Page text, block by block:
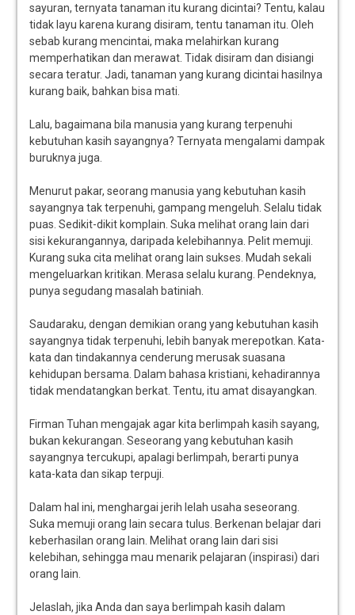
sayuran, ternyata tanaman itu kurang dicintai? Tentu, kalau
tidak layu karena kurang disiram, tentu tanaman itu. Oleh
sebab kurang mencintai, maka melahirkan kurang
memperhatikan dan merawat. Tidak disiram dan disiangi
secara teratur. Jadi, tanaman yang kurang dicintai hasilnya
kurang baik, bahkan bisa mati.
Lalu, bagaimana bila manusia yang kurang terpenuhi
kebutuhan kasih sayangnya? Ternyata mengalami dampak
buruknya juga.
Menurut pakar, seorang manusia yang kebutuhan kasih
sayangnya tak terpenuhi, gampang mengeluh. Selalu tidak
puas. Sedikit-dikit komplain. Suka melihat orang lain dari
sisi kekurangannya, daripada kelebihannya. Pelit memuji.
Kurang suka cita melihat orang lain sukses. Mudah sekali
mengeluarkan kritikan. Merasa selalu kurang. Pendeknya,
punya segudang masalah batiniah.
Saudaraku, dengan demikian orang yang kebutuhan kasih
sayangnya tidak terpenuhi, lebih banyak merepotkan. Kata-
kata dan tindakannya cenderung merusak suasana
kehidupan bersama. Dalam bahasa kristiani, kehadirannya
tidak mendatangkan berkat. Tentu, itu amat disayangkan.
Firman Tuhan mengajak agar kita berlimpah kasih sayang,
bukan kekurangan. Seseorang yang kebutuhan kasih
sayangnya tercukupi, apalagi berlimpah, berarti punya
kata-kata dan sikap terpuji.
Dalam hal ini, menghargai jerih lelah usaha seseorang.
Suka memuji orang lain secara tulus. Berkenan belajar dari
keberhasilan orang lain. Melihat orang lain dari sisi
kelebihan, sehingga mau menarik pelajaran (inspirasi) dari
orang lain.
Jelaslah, jika Anda dan saya berlimpah kasih dalam